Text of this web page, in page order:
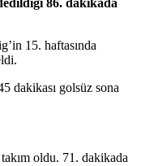
15. haftasında
dakikası golsüz sona
oldu. 71. dakikada